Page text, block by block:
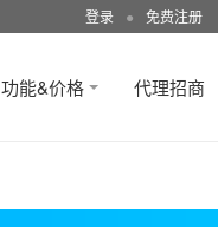
登录 ● 免费注册
功能&价格 代理招商